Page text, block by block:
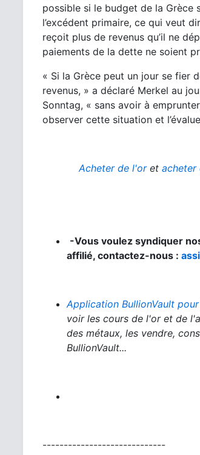
possible si le budget de la Grèce
l’excédent primaire, ce qui veut
reçoit plus de revenus qu’il ne
paiements de la dette ne soient
« Si la Grèce peut un jour se fier
revenus, » a déclaré Merkel au
Sonntag, « sans avoir à
observer cette situation et
Acheter de l'oret acheter
-Vous voulez syndiquer
affilié, contactez-nous :
Application BullionVault
voir les cours de l'or et de
des métaux, les vendre,
BullionVault...
-----------------------------